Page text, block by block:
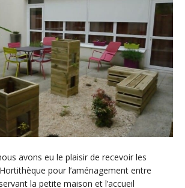
avons eu le plaisir de recevoir les
pour l’aménagement entre
la petite maison et l’accueil